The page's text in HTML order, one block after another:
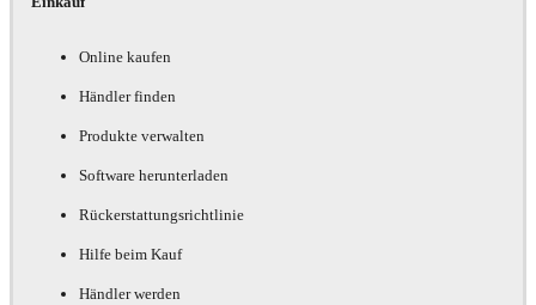
Online kaufen
Händler finden
Produkte verwalten
Software herunterladen
Rückerstattungsrichtlinie
Hilfe beim Kauf
Händler werden